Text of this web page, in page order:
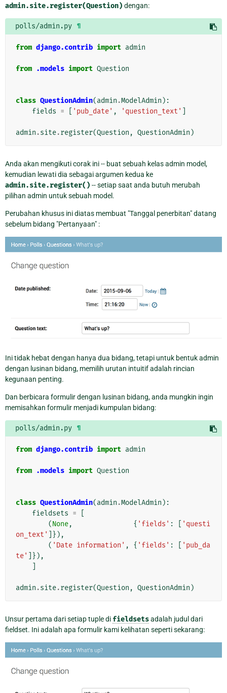
admin.site.register(Question) dengan:
polls/admin.py ¶
from django.contrib import admin
from .models import Question
class QuestionAdmin(admin .ModelAdmin ):
fields = 'pub_date' , 'question_text'
admin .site.register(Question , QuestionAdmin )
Anda akan mengikuti corak ini -- buat sebuah kelas admin model,
kemudian lewati dia sebagai argumen kedua ke
admin.site.register() -- setiap saat anda butuh merubah
pilihan admin untuk sebuah model.
Perubahan khusus ini diatas membuat "Tanggal penerbitan" datang
sebelum bidang "Pertanyaan" :
Ini tidak hebat dengan hanya dua bidang, tetapi untuk bentuk admin
dengan lusinan bidang, memilih urutan intuitif adalah rincian
kegunaan penting.
Dan berbicara formulir dengan lusinan bidang, anda mungkin ingin
memisahkan formulir menjadi kumpulan bidang:
polls/admin.py ¶
from django.contrib import admin
from .models import Question
class QuestionAdmin(admin .ModelAdmin ):
fieldsets =
(None, { 'fields' :
'questi
on_text'
]}),
( 'Date information' , { 'fields' :
'pub_da
te'
]}),
admin .site.register(Question , QuestionAdmin )
Unsur pertama dari setiap tuple di fieldsetsadalah judul dari
fieldset. Ini adalah apa formulir kami kelihatan seperti sekarang: